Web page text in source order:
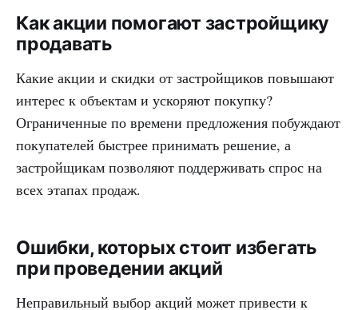
Как акции помогают застройщику
продавать
Какие акции и скидки от застройщиков повышают
интерес к объектам и ускоряют покупку?
Ограниченные по времени предложения побуждают
покупателей быстрее принимать решение, а
застройщикам позволяют поддерживать спрос на
всех этапах продаж.
Ошибки, которых стоит избегать
при проведении акций
Неправильный выбор акций может привести к